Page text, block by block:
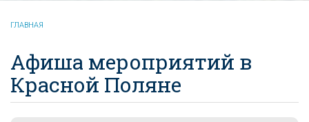
ГЛАВНАЯ
Афиша мероприятий в
Красной Поляне